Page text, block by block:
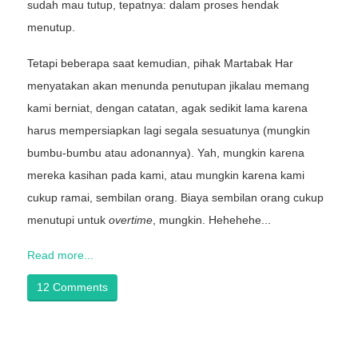
sudah mau tutup, tepatnya: dalam proses hendak
menutup.
Tetapi beberapa saat kemudian, pihak Martabak Har
menyatakan akan menunda penutupan jikalau memang
kami berniat, dengan catatan, agak sedikit lama karena
harus mempersiapkan lagi segala sesuatunya (mungkin
bumbu-bumbu atau adonannya). Yah, mungkin karena
mereka kasihan pada kami, atau mungkin karena kami
cukup ramai, sembilan orang. Biaya sembilan orang cukup
menutupi untuk overtime , mungkin. Hehehehe...
Read more...
12 Comments